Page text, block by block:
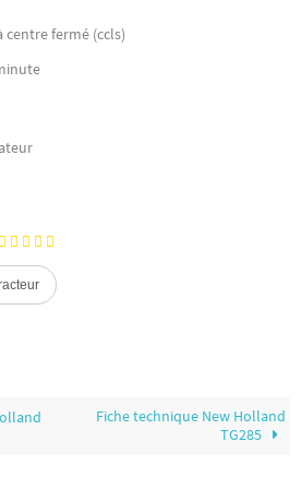
centre fermé (ccls)
Fiche technique New Holland
TG285